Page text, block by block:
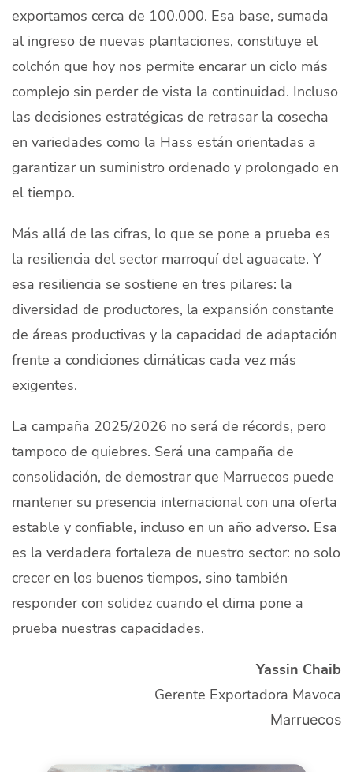
exportamos cerca de 100.000. Esa base, sumada
al ingreso de nuevas plantaciones, constituye el
colchón que hoy nos permite encarar un ciclo más
complejo sin perder de vista la continuidad. Incluso
las decisiones estratégicas de retrasar la cosecha
en variedades como la Hass están orientadas a
garantizar un suministro ordenado y prolongado en
el tiempo.
Más allá de las cifras, lo que se pone a prueba es
la resiliencia del sector marroquí del aguacate. Y
esa resiliencia se sostiene en tres pilares: la
diversidad de productores, la expansión constante
de áreas productivas y la capacidad de adaptación
frente a condiciones climáticas cada vez más
exigentes.
La campaña 2025/2026 no será de récords, pero
tampoco de quiebres. Será una campaña de
consolidación, de demostrar que Marruecos puede
mantener su presencia internacional con una oferta
estable y confiable, incluso en un año adverso. Esa
es la verdadera fortaleza de nuestro sector: no solo
crecer en los buenos tiempos, sino también
responder con solidez cuando el clima pone a
prueba nuestras capacidades.
Yassin Chaib
Gerente Exportadora Mavoca
Marruecos